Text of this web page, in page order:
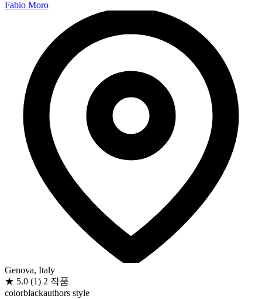
Fabio Moro
Genova, Italy
★ 5.0 (1) 2 작품
colorblackauthors style